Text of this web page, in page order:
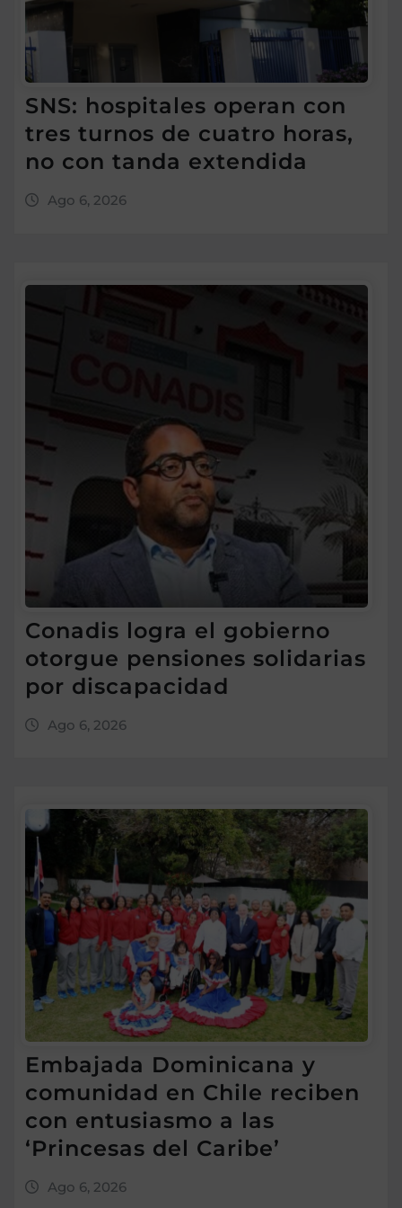
SNS: hospitales operan con
tres turnos de cuatro horas,
no con tanda extendida
Ago 6, 2026
Conadis logra el gobierno
otorgue pensiones solidarias
por discapacidad
Ago 6, 2026
Embajada Dominicana y
comunidad en Chile reciben
con entusiasmo a las
‘Princesas del Caribe’
Ago 6, 2026